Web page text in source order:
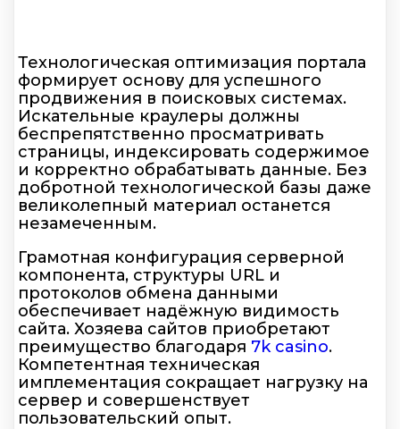
Технологическая оптимизация портала
формирует основу для успешного
продвижения в поисковых системах.
Искательные краулеры должны
беспрепятственно просматривать
страницы, индексировать содержимое
и корректно обрабатывать данные. Без
добротной технологической базы даже
великолепный материал останется
незамеченным.
Грамотная конфигурация серверной
компонента, структуры URL и
протоколов обмена данными
обеспечивает надёжную видимость
сайта. Хозяева сайтов приобретают
преимущество благодаря 7k casino.
Компетентная техническая
имплементация сокращает нагрузку на
сервер и совершенствует
пользовательский опыт.